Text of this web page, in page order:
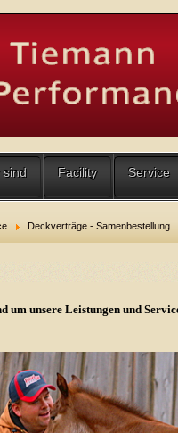
sind Facility Service
Deckverträge - Samenbestellung
um unsere Leistungen und